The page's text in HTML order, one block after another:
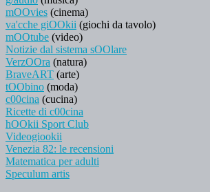
mOOvies (cinema)
va'cche giOOkii (giochi da tavolo)
mOOtube (video)
Notizie dal sistema sOOlare
VerzOOra (natura)
BraveART (arte)
tOObino (moda)
c00cina (cucina)
Ricette di c00cina
hOOkii Sport Club
Videogiookii
Venezia 82: le recensioni
Matematica per adulti
Speculum artis